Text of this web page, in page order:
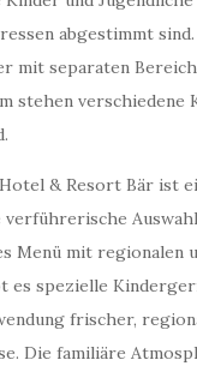
abgestimmt
mit separaten
stehen
& Resort Bär ist
Menü mit
spezielle
frischer,
Die familiäre